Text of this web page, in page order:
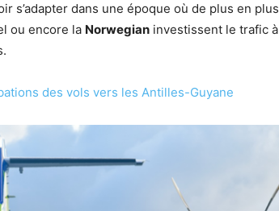
s’adapter dans une époque où de plus en plus
ou encore la Norwegian investissent le trafic à
des vols vers les Antilles-Guyane